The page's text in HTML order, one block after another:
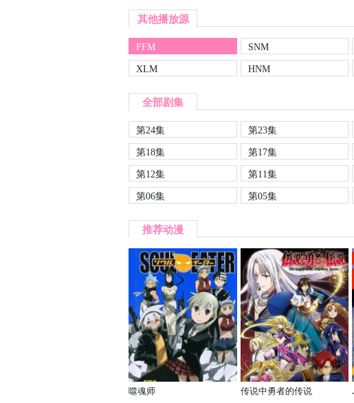
其他播放源
FFM SNM
XLM
HNM
全部剧集
第24集 第23集
第18集
第17集
第12集
第11集
第06集
第05集
推荐动漫
噬魂师 传说中勇者的传说